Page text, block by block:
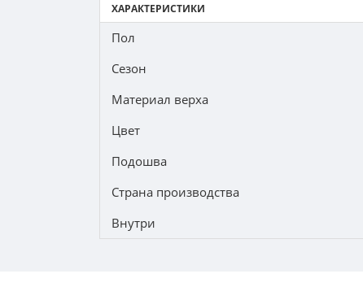
ХАРАКТЕРИСТИКИ
Пол
Сезон
Материал верха
Цвет
Подошва
Страна производства
Внутри